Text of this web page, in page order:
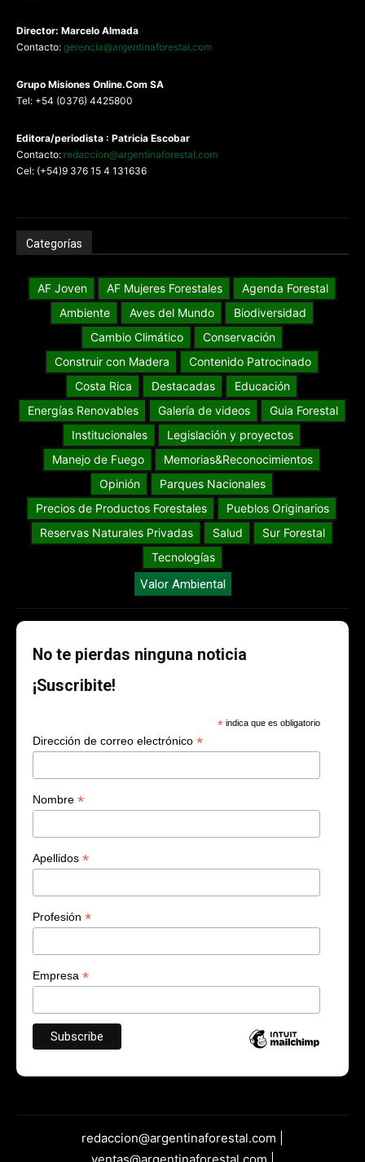
Director: Marcelo Almada
Contacto: gerencia@argentinaforestal.com
Grupo Misiones Online.Com SA
Tel: +54 (0376) 4425800
Editora/periodista : Patricia Escobar
Contacto: redaccion@argentinaforestal.com
Cel: (+54)9 376 15 4 131636
Categorías
AF Joven AF Mujeres Forestales
Agenda Forestal
Ambiente
Aves del Mundo
Biodiversidad
Cambio Climático
Conservación
Construir con Madera
Contenido Patrocinado
Costa Rica
Destacadas
Educación
Energías Renovables
Galería de videos
Guia Forestal
Institucionales
Legislación y proyectos
Manejo de Fuego
Memorias&Reconocimientos
Opinión
Parques Nacionales
Precios de Productos Forestales
Pueblos Originarios
Reservas Naturales Privadas
Salud
Sur Forestal
Tecnologías
Valor Ambiental
No te pierdas ninguna noticia
¡Suscribite!
* indica que es obligatorio
Dirección de correo electrónico *
Nombre *
Apellidos *
Profesión *
Empresa *
redaccion@argentinaforestal.com |